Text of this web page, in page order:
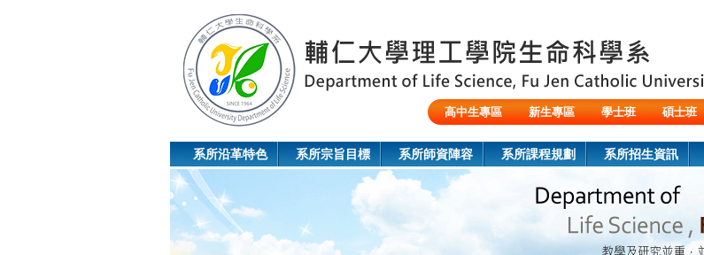
高中生專區 新生專區 學士班 碩士班
系所沿革特色 系所宗旨目標 系所師資陣容 系所課程規劃 系所招生資訊